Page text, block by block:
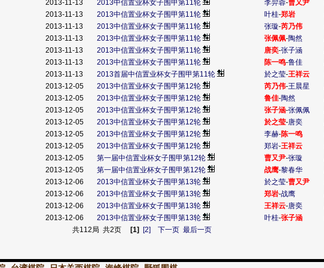
2013-11-13 2013中信置业杯女子围甲第11轮 李羿蓉-曹又尹
2013-11-13
2013中信置业杯女子围甲第11轮 叶桂-郑岩
2013-11-13
2013中信置业杯女子围甲第11轮 张璇-芮乃伟
2013-11-13
2013中信置业杯女子围甲第11轮 张佩佩-陶然
2013-11-13
2013中信置业杯女子围甲第11轮 唐奕-张子涵
2013-11-13
2013中信置业杯女子围甲第11轮 陈一鸣-鲁佳
2013-11-13
2013首届中信置业杯女子围甲第11轮 於之莹-王祥云
2013-12-05
2013中信置业杯女子围甲第12轮 芮乃伟-王晨星
2013-12-05
2013中信置业杯女子围甲第12轮 鲁佳-陶然
2013-12-05
2013中信置业杯女子围甲第12轮 张子涵-张佩佩
2013-12-05
2013中信置业杯女子围甲第12轮 於之莹-唐奕
2013-12-05
2013中信置业杯女子围甲第12轮 李赫-陈一鸣
2013-12-05
2013中信置业杯女子围甲第12轮 郑岩-王祥云
2013-12-05
第一届中信置业杯女子围甲第12轮 曹又尹-张璇
2013-12-05
第一届中信置业杯女子围甲第12轮 战鹰-黎春华
2013-12-06
2013中信置业杯女子围甲第13轮 於之莹-曹又尹
2013-12-06
2013中信置业杯女子围甲第13轮 郑岩-战鹰
2013-12-06
2013中信置业杯女子围甲第13轮 王祥云-唐奕
2013-12-06
2013中信置业杯女子围甲第13轮 叶桂-张子涵
共112局 共2页
[1] [2] 下一页 最后一页